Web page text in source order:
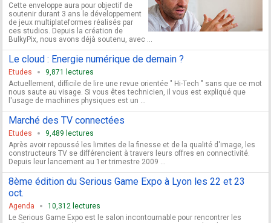
Cette enveloppe aura pour objectif de
soutenir durant 3 ans le développement
de jeux multiplateformes réalisés par
ces studios. Depuis la création de
BulkyPix, nous avons déjà soutenu, avec ...
Le cloud : Energie numérique de demain ?
Etudes
9,871 lectures
Actuellement, difficile de lire une revue orientée " Hi-Tech " sans que ce mot
nous saute au visage. Si vous êtes technicien, il vous est expliqué que
l'usage de machines physiques est un ...
Marché des TV connectées
Etudes
9,489 lectures
Après avoir repoussé les limites de la finesse et de la qualité d'image, les
constructeurs TV se différencient à travers leurs offres en connectivité.
Depuis leur lancement au 1er trimestre 2009 ...
8ème édition du Serious Game Expo à Lyon les 22 et 23
oct.
Agenda
10,312 lectures
Le Serious Game Expo est le salon incontournable pour rencontrer les